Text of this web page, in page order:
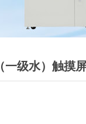
（一级水）触摸